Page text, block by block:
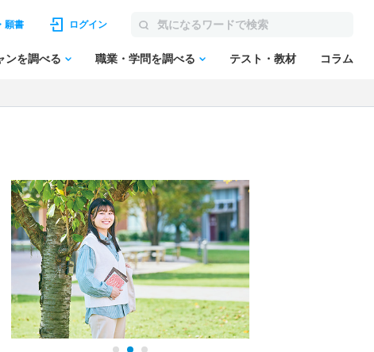
願書 ログイン
ンを調べる 職業・学問を調べる テスト・教材 コラム